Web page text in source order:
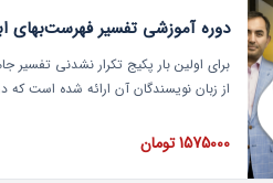
دوره آموزشی تفسیر فهرست‌بهای
برای اولین بار پکیج تکرار نشدنی تفسیر
از زبان نویسندگان آن ارائه شده است
تصویری بوده و به همراه تصاویر عملیات
فهرست بها ارائه شده است. این دوره با
1575000 تومان